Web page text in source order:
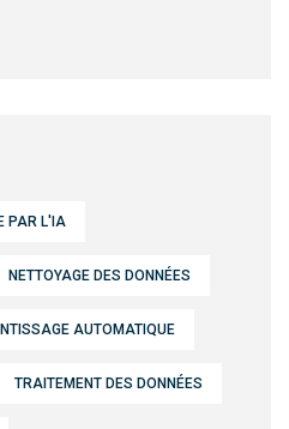
PAR L'IA
NETTOYAGE DES DONNÉES
AUTOMATIQUE
TRAITEMENT DES DONNÉES